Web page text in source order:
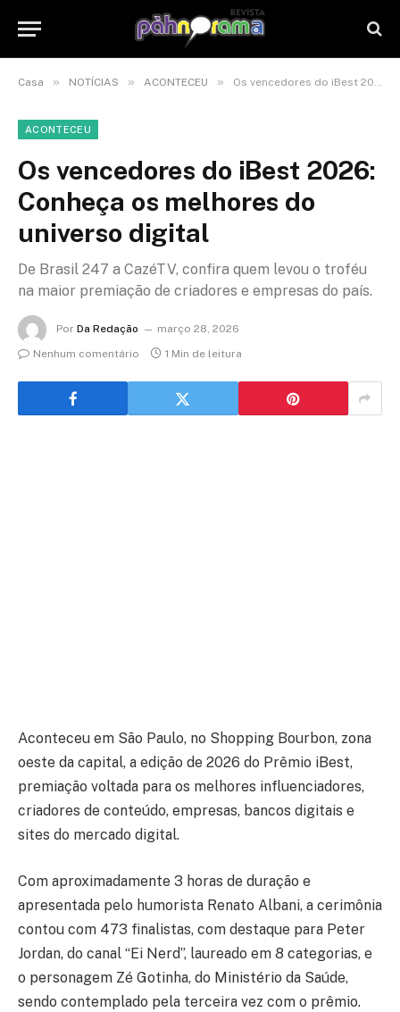
Casa » NOTÍCIAS » ACONTECEU » Os vencedores do iBest 2026: Conheça os melhores do universo digital
ACONTECEU
Os vencedores do iBest 2026:
Conheça os melhores do
universo digital
De Brasil 247 a CazéTV, confira quem levou o troféu
na maior premiação de criadores e empresas do país.
Por Da Redação
março 28, 2026
Nenhum comentário
1 Min de leitura
Aconteceu em São Paulo, no Shopping Bourbon, zona
oeste da capital, a edição de 2026 do Prêmio iBest,
premiação voltada para os melhores influenciadores,
criadores de conteúdo, empresas, bancos digitais e
sites do mercado digital.
Com aproximadamente 3 horas de duração e
apresentada pelo humorista Renato Albani, a cerimônia
contou com 473 finalistas, com destaque para Peter
Jordan, do canal “Ei Nerd”, laureado em 8 categorias, e
o personagem Zé Gotinha, do Ministério da Saúde,
sendo contemplado pela terceira vez com o prêmio.